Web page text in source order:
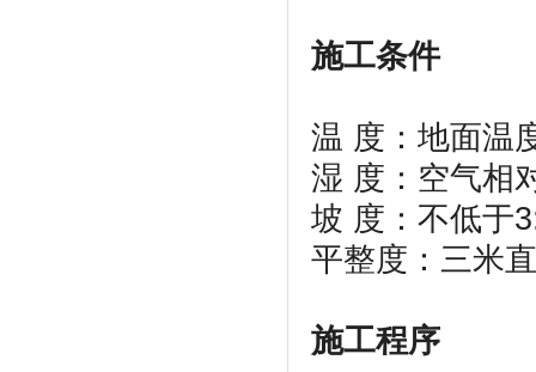
施工条件
温 度：地面温
湿 度：空气相
坡 度：不低于
平整度：三米
施工程序